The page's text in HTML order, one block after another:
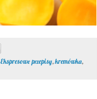
Ekspresowe przepisy,kremówka,